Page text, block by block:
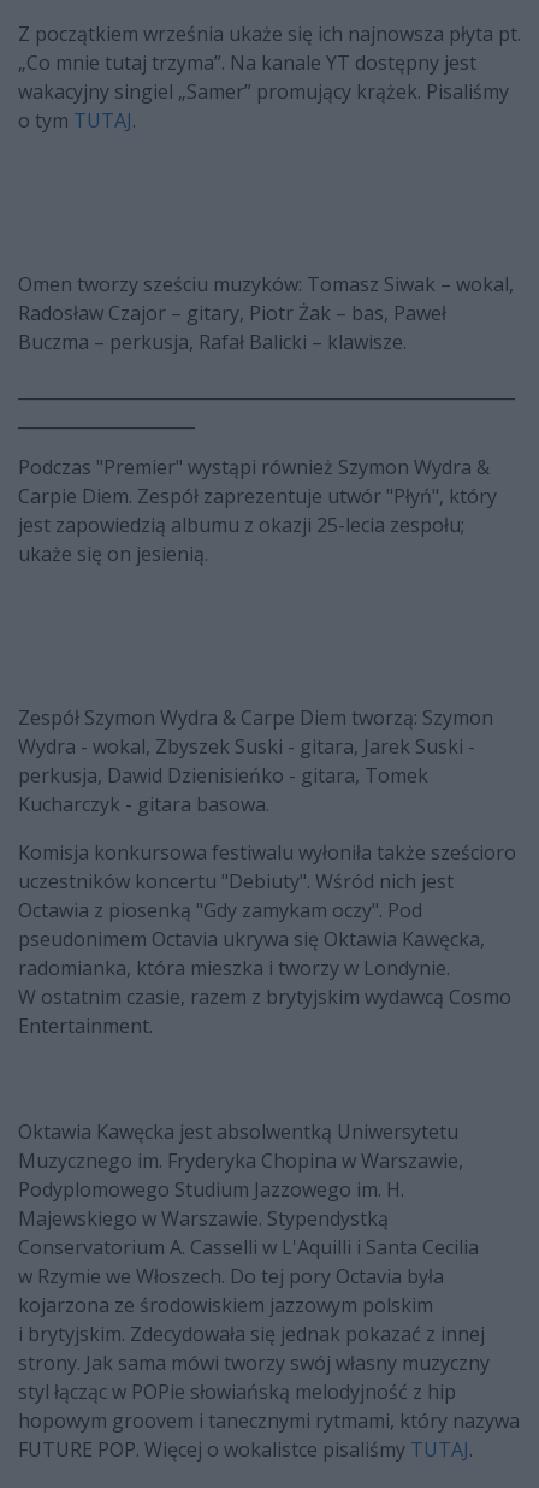
Z początkiem września ukaże się ich najnowsza płyta pt.
„Co mnie tutaj trzyma”. Na kanale YT dostępny jest
wakacyjny singiel „Samer” promujący krążek. Pisaliśmy
o tym TUTAJ.
Omen tworzy sześciu muzyków: Tomasz Siwak – wokal,
Radosław Czajor – gitary, Piotr Żak – bas, Paweł
Buczma – perkusja, Rafał Balicki – klawisze.
Podczas "Premier" wystąpi również Szymon Wydra &
Carpie Diem. Zespół zaprezentuje utwór "Płyń", który
jest zapowiedzią albumu z okazji 25-lecia zespołu;
ukaże się on jesienią.
Zespół Szymon Wydra & Carpe Diem tworzą: Szymon
Wydra - wokal, Zbyszek Suski - gitara, Jarek Suski -
perkusja, Dawid Dzienisieńko - gitara, Tomek
Kucharczyk - gitara basowa.
Komisja konkursowa festiwalu wyłoniła także sześcioro
uczestników koncertu "Debiuty". Wśród nich jest
Octawia z piosenką "Gdy zamykam oczy". Pod
pseudonimem Octavia ukrywa się Oktawia Kawęcka,
radomianka, która mieszka i tworzy w Londynie.
W ostatnim czasie, razem z brytyjskim wydawcą Cosmo
Entertainment.
Oktawia Kawęcka jest absolwentką Uniwersytetu
Muzycznego im. Fryderyka Chopina w Warszawie,
Podyplomowego Studium Jazzowego im. H.
Majewskiego w Warszawie. Stypendystką
Conservatorium A. Casselli w L'Aquilli i Santa Cecilia
w Rzymie we Włoszech. Do tej pory Octavia była
kojarzona ze środowiskiem jazzowym polskim
i brytyjskim. Zdecydowała się jednak pokazać z innej
strony. Jak sama mówi tworzy swój własny muzyczny
styl łącząc w POPie słowiańską melodyjność z hip
hopowym groovem i tanecznymi rytmami, który nazywa
FUTURE POP. Więcej o wokalistce pisaliśmy TUTAJ.